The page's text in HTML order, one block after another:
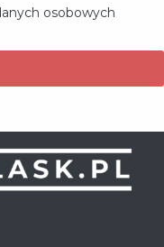
osobowych